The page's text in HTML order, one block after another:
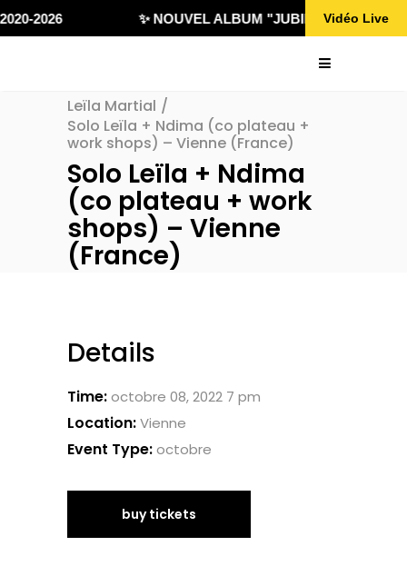
2026 ✨ NOUVEL ALBUM "JUBILÄ 432"Vidéo Live
Leïla Martial /
Solo Leïla + Ndima (co plateau +
work shops) – Vienne (France)
Solo Leïla + Ndima
(co plateau + work
shops) – Vienne
(France)
Details
Time:octobre 08, 2022 7 pm
Location:Vienne
Event Type:octobre
buy tickets